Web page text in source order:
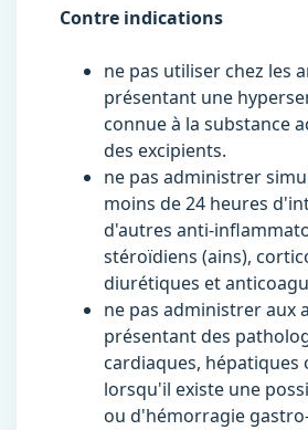
Contre indications
ne pas utiliser chez les
présentant une
connue à la substance
des excipients.
ne pas administrer
moins de 24 heures
d'autres anti-
stéroïdiens (ains),
diurétiques et
ne pas administrer aux
présentant des
cardiaques, hépatiques
lorsqu'il existe une
ou d'hémorragie